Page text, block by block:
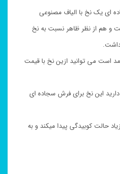
ای یک نخ با الیاف مصنوعی
و هم از نظر ظاهر نسبت به نخ
است می توانید ازین نخ با قیمت
این نخ برای فرش سجاده ای
حالت کوبیدگی پیدا میکند و به